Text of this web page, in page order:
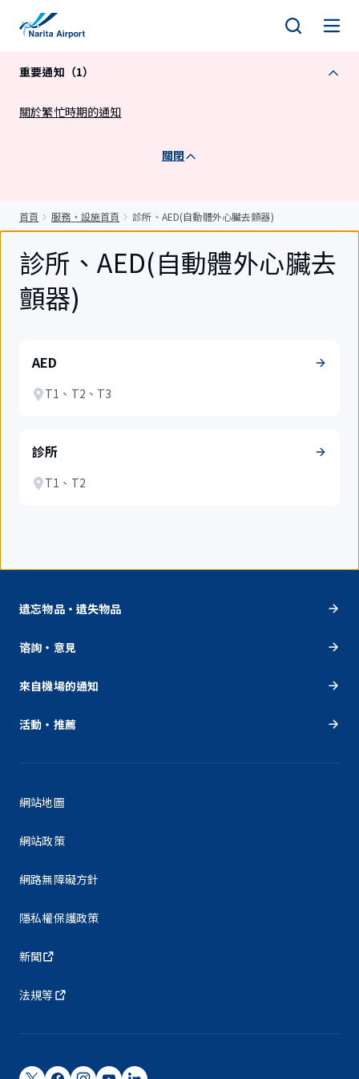
重要通知（1）
關於繁忙時期的通知
關閉
首頁 服務・設施首頁 診所、AED(自動體外心臟去顫器)
診所、AED(自動體外心臟去
顫器)
AED
T1、T2、T3
診所
T1、T2
遺忘物品・遺失物品
谘詢・意見
來自機場的通知
活動・推薦
網站地圖
網站政策
網路無障礙方針
隱私權保護政策
新聞
法規等